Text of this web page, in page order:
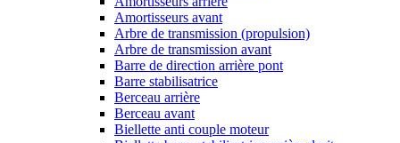
Amortisseurs avant
Arbre de transmission (propulsion)
Arbre de transmission avant
Barre de direction arrière pont
Barre stabilisatrice
Berceau arrière
Berceau avant
Biellette anti couple moteur